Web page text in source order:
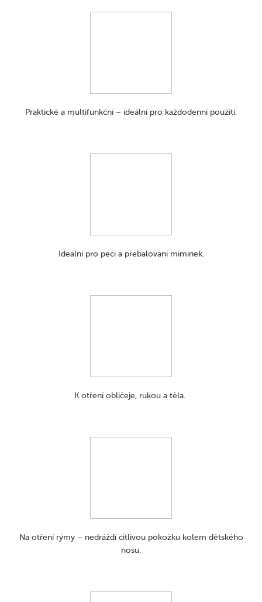
Praktické a multifunkční – ideální pro každodenní použití.
Ideální pro péči a přebalování miminek.
K otření obličeje, rukou a těla.
Na otření rýmy – nedráždí citlivou pokožku kolem dětského
nosu.